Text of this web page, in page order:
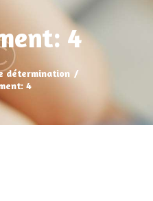
4
détermination
4